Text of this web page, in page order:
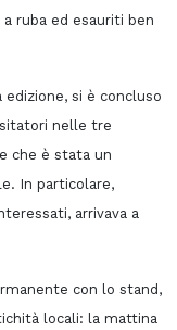
ruba ed esauriti ben
edizione, si è concluso
nelle tre
che è stata un
In particolare,
arrivava a
con lo stand,
locali: la mattina